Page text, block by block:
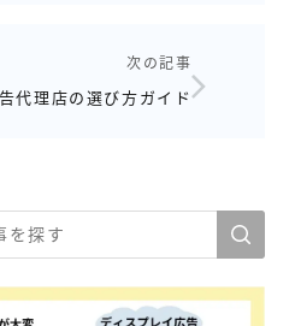
次の記事
代理店の選び方ガイド